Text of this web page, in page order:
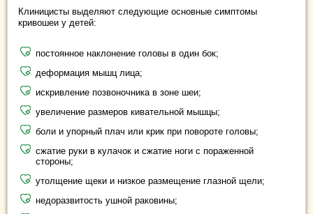
Клиницисты выделяют следующие основные симптомы
кривошеи у детей:
постоянное наклонение головы в один бок;
деформация мышц лица;
искривление позвоночника в зоне шеи;
увеличение размеров кивательной мышцы;
боли и упорный плач или крик при повороте головы;
сжатие руки в кулачок и сжатие ноги с пораженной
стороны;
утолщение щеки и низкое размещение глазной щели;
недоразвитость ушной раковины;